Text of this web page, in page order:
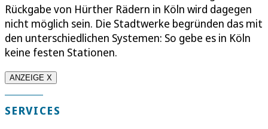
Rückgabe von Hürther Rädern in Köln wird dagegen
nicht möglich sein. Die Stadtwerke begründen das mit
den unterschiedlichen Systemen: So gebe es in Köln
keine festen Stationen.
ANZEIGE X
SERVICES